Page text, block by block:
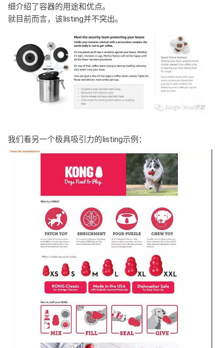
细介绍了容器的用途和优点。
就目前而言，该listing并不突出。
我们看另一个极具吸引力的listing示例：